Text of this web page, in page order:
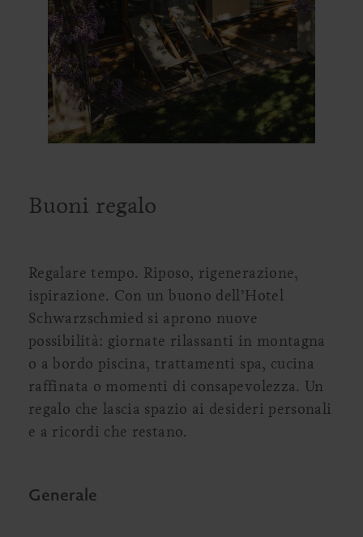
Buoni regalo
Regalare tempo. Riposo, rigenerazione,
ispirazione. Con un buono dell’Hotel
Schwarzschmied si aprono nuove
possibilità: giornate rilassanti in montagna
o a bordo piscina, trattamenti spa, cucina
raffinata o momenti di consapevolezza. Un
regalo che lascia spazio ai desideri personali
e a ricordi che restano.
Generale